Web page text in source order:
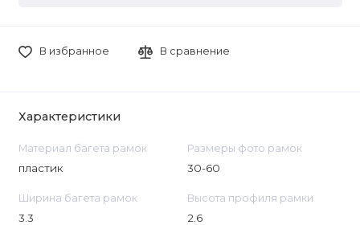
В избранное В сравнение
Характеристики
Материал багета рамок
пластик
Размеры фото рамок
30-60
Ширина багета рамок
3.3
Высота профиля рамки
2.6